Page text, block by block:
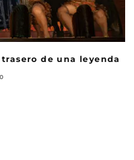
de una leyenda